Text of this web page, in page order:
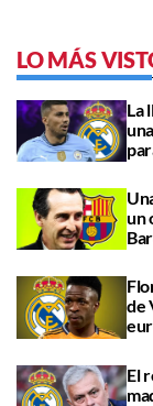
LO MÁS
La
un
de
El